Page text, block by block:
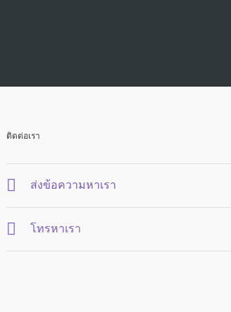
ติดต่อเรา
ส่งข้อความหาเรา
โทรหาเรา